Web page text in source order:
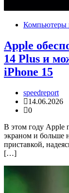
Компьютеры
Apple
14 Plus и
iPhone 15
speedreport
14.06.2026
0
В этом году Apple
экраном и больше
приставкой,
[…]